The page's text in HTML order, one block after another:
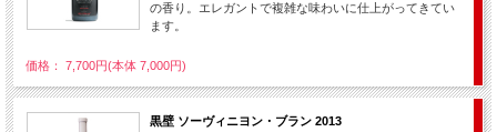
の香り。エレガントで複雑な味わいに仕上がってきてい
ます。
価格： 7,700円(本体 7,000円)
黒壁 ソーヴィニヨン・ブラン 2013